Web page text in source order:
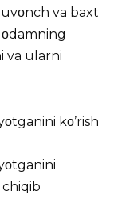
va baxt
va ularni
kο’rish
chiqib